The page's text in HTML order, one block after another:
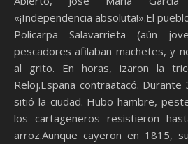
«¡Independencia absoluta!».El
Policarpa Salavarrieta (aún
pescadores afilaban machetes, y
al grito. En horas, izaron la
Reloj.España contraatacó.
sitió la ciudad. Hubo hambre,
los cartageneros resistieron
arroz.Aunque cayeron en 1815,